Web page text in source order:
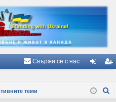
Свържи се с нас
з ис
теми